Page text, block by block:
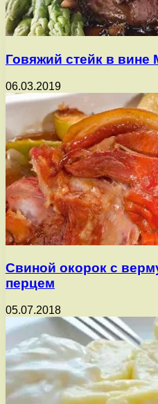
Говяжий стейк в вине
06.03.2019
Свиной окорок с
перцем
05.07.2018